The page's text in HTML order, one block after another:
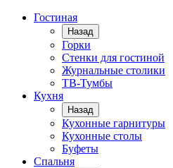
Гостиная
Назад
Горки
Стенки для гостиной
Журнальные столики
TВ-Тумбы
Кухня
Назад
Кухонные гарнитуры
Кухонные столы
Буфеты
Спальня